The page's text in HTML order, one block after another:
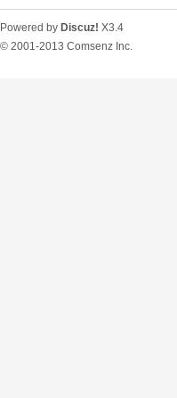
Powered by Discuz! X3.4
© 2001-2013 Comsenz Inc.